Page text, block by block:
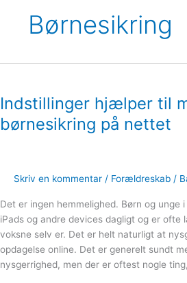
Børnesikring
Indstillinger hjælper til
børnesikring på nettet
Skriv en kommentar / Forældreskab /
Det er ingen hemmelighed. Børn og unge
iPads og andre devices dagligt og er ofte
voksne selv er. Det er helt naturligt at
opdagelse online. Det er generelt sundt
nysgerrighed, men der er oftest nogle
til
med
børnesikring